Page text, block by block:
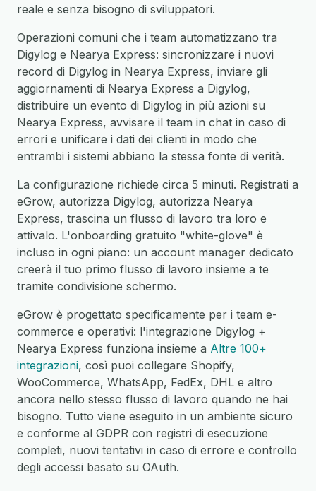
reale e senza bisogno di sviluppatori.
Operazioni comuni che i team automatizzano tra
Digylog e Nearya Express: sincronizzare i nuovi
record di Digylog in Nearya Express, inviare gli
aggiornamenti di Nearya Express a Digylog,
distribuire un evento di Digylog in più azioni su
Nearya Express, avvisare il team in chat in caso di
errori e unificare i dati dei clienti in modo che
entrambi i sistemi abbiano la stessa fonte di verità.
La configurazione richiede circa 5 minuti. Registrati a
eGrow, autorizza Digylog, autorizza Nearya
Express, trascina un flusso di lavoro tra loro e
attivalo. L'onboarding gratuito "white-glove" è
incluso in ogni piano: un account manager dedicato
creerà il tuo primo flusso di lavoro insieme a te
tramite condivisione schermo.
eGrow è progettato specificamente per i team e-
commerce e operativi: l'integrazione Digylog +
Nearya Express funziona insieme a Altre 100+
integrazioni, così puoi collegare Shopify,
WooCommerce, WhatsApp, FedEx, DHL e altro
ancora nello stesso flusso di lavoro quando ne hai
bisogno. Tutto viene eseguito in un ambiente sicuro
e conforme al GDPR con registri di esecuzione
completi, nuovi tentativi in caso di errore e controllo
degli accessi basato su OAuth.